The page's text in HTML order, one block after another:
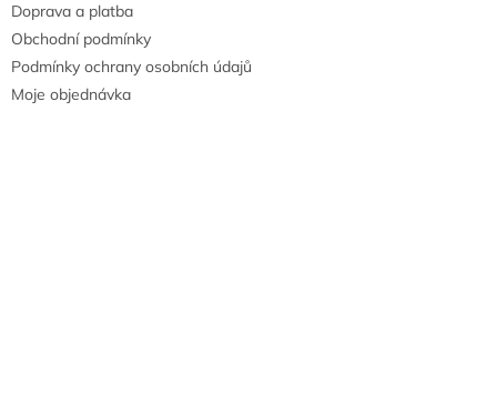
Doprava a platba
Obchodní podmínky
Podmínky ochrany osobních údajů
Moje objednávka